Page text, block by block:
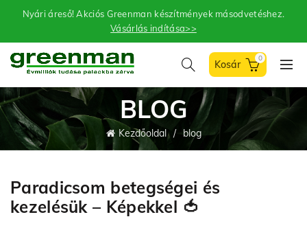
Nyári áreső! Akciós Greenman készítmények másodvetéshez.
Vásárlás indítása>>
0
BLOG
Kezdőoldal blog
Paradicsom betegségei és
kezelésük – Képekkel 🍅